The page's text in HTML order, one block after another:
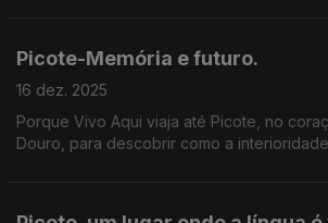
Picote-Memória e futuro.
16 dez. 2025
Porque Vivo Aqui viaja até Picote, no
Douro, para descobrir como a